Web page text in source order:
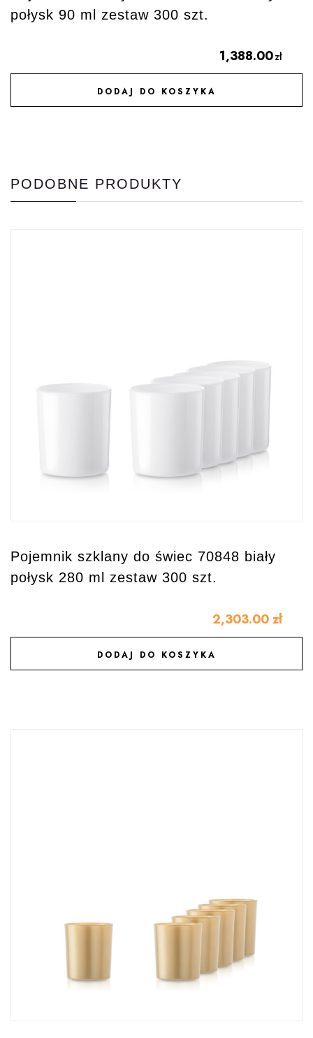
połysk 90 ml zestaw 300 szt.
1,388.00zł
DODAJ DO KOSZYKA
DODAJ DO ULUBIONYCH
PODOBNE PRODUKTY
Pojemnik szklany do świec 70848 biały
połysk 280 ml zestaw 300 szt.
2,303.00 zł
DODAJ DO KOSZYKA
DODAJ DO ULUBIONYCH